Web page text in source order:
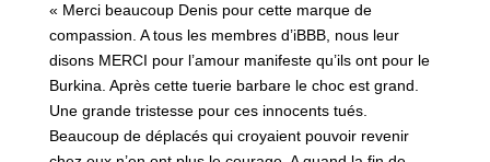
« Merci beaucoup Denis pour cette marque de
compassion. A tous les membres d’iBBB, nous leur
disons MERCI pour l’amour manifeste qu’ils ont pour le
Burkina. Après cette tuerie barbare le choc est grand.
Une grande tristesse pour ces innocents tués.
Beaucoup de déplacés qui croyaient pouvoir revenir